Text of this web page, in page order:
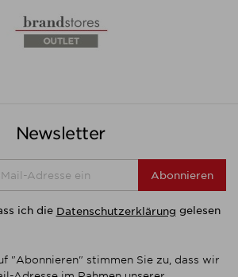
Newsletter
Abonnieren
ich die Datenschutzerklärung gelesen
"Abonnieren" stimmen Sie zu, dass wir